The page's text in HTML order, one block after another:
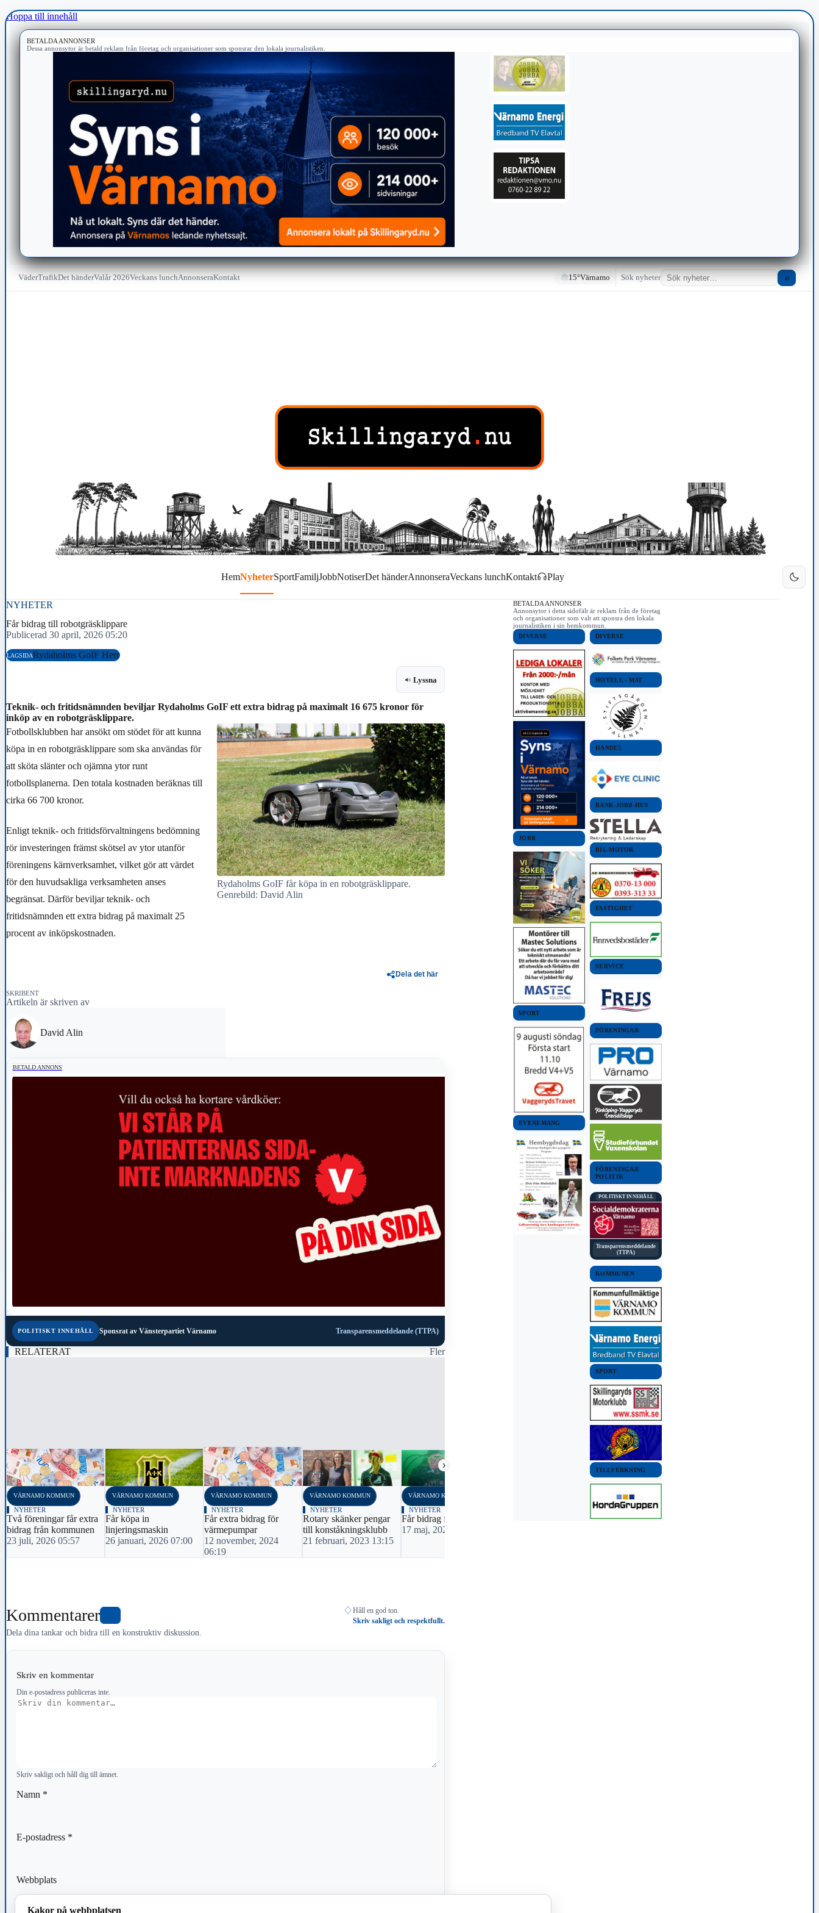
Hoppa till innehåll
BETALDA ANNONSER
Dessa annonsytor är betald reklam från företag och organisationer som sponsrar den lokala journalistiken.
VäderTrafikDet händerValår 2026Veckans lunchAnnonseraKontakt 15°Värnamo Sök nyheter ⌕
HemNyheterSportFamiljJobbNotiserDet händerAnnonseraVeckans lunchKontakt Play
NYHETER
Får bidrag till robotgräsklippare
Publicerad 30 april, 2026 05:20
LAGSIDARydaholms GoIF Herr
Lyssna
Teknik- och fritidsnämnden beviljar Rydaholms GoIF ett extra bidrag på maximalt 16 675 kronor för
inköp av en robotgräsklippare.
Rydaholms GoIF får köpa in en robotgräsklippare.
Genrebild: David Alin
Fotbollsklubben har ansökt om stödet för att kunna
köpa in en robotgräsklippare som ska användas för
att sköta slänter och ojämna ytor runt
fotbollsplanerna. Den totala kostnaden beräknas till
cirka 66 700 kronor.
Enligt teknik- och fritidsförvaltningens bedömning
rör investeringen främst skötsel av ytor utanför
föreningens kärnverksamhet, vilket gör att värdet
för den huvudsakliga verksamheten anses
begränsat. Därför beviljar teknik- och
fritidsnämnden ett extra bidrag på maximalt 25
procent av inköpskostnaden.
Dela det här
SKRIBENT
Artikeln är skriven av
David Alin
BETALD ANNONS
POLITISKT INNEHÅLL Sponsrat av Vänsterpartiet Värnamo Transparensmeddelande (TTPA)
RELATERAT Fler
‹ ›
VÄRNAMO KOMMUN
NYHETER
Två föreningar får extra
bidrag från kommunen
23 juli, 2026 05:57
VÄRNAMO KOMMUN
NYHETER
Får köpa in
linjeringsmaskin
26 januari, 2026 07:00
VÄRNAMO KOMMUN
NYHETER
Får extra bidrag för
värmepumpar
12 november, 2024
06:19
VÄRNAMO KOMMUN
NYHETER
Rotary skänker pengar
till konståkningsklubb
21 februari, 2023 13:15
VÄRNAMO KOMMUN
NYHETER
Får bidrag för motorköp
17 maj, 2022 08:06
140 000 till Horda AIK
VÄRNAMO KOMMUN
NYHETER
Robotgräsklippare
Kommentarer
Dela dina tankar och bidra till en konstruktiv diskussion.
♢ Håll en god ton.
Skriv sakligt och respektfullt.
Skriv en kommentar
Din e-postadress publiceras inte.
Kommentar
Skriv sakligt och håll dig till ämnet.
Namn *
E-postadress *
Webbplats
BETALDA ANNONSER
Annonsytor i detta sidofält är reklam från de företag
och organisationer som valt att sponsra den lokala
journalistiken i sin hemkommun.
DIVERSE
JOBB
SPORT
EVENEMANG
DIVERSE
HOTELL - MAT
HANDEL
BANK-JOBB-HUS
BIL-MOTOR
FASTIGHET
SERVICE
FÖRENINGAR
FÖRENINGAR
POLITIK
POLITISKT INNEHÅLL
Transparensmeddelande
(TTPA)
KOMMUNEN
SPORT
TILLVERKNING
Kakor på webbplatsen